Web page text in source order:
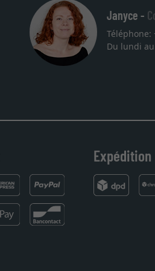
Janyce -
Téléphone:
Du lundi
Expédition